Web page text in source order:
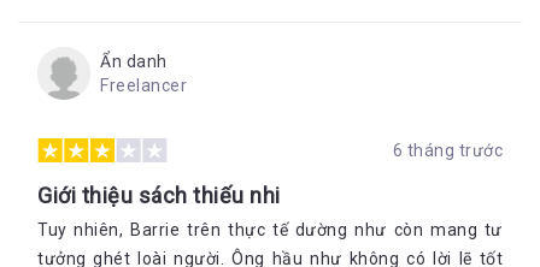
Ẩn danh
Freelancer
6 tháng trước
Giới thiệu sách thiếu nhi
Tuy nhiên, Barrie trên thực tế dường như còn mang tư
tưởng ghét loài người. Ông hầu như không có lời lẽ tốt